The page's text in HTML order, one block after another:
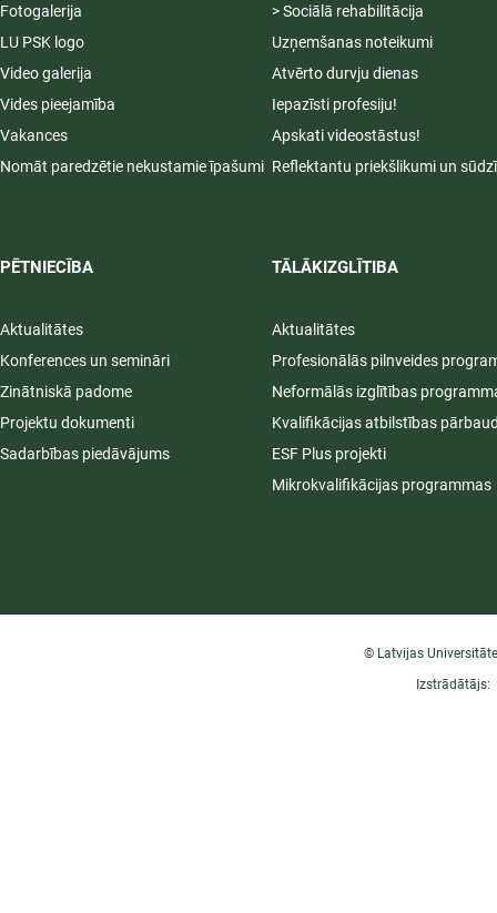
Fotogalerija
LU PSK logo
Video galerija
Vides pieejamība
Vakances
Nomāt paredzētie nekustamie īpašumi
PĒTNIECĪBA
Aktualitātes
Konferences un semināri
Zinātniskā padome
Projektu dokumenti
Sadarbības piedāvājums
> Sociālā rehabilitācija
Uzņemšanas noteikumi
Atvērto durvju dienas
Iepazīsti profesiju!
Apskati videostāstus!
Reflektantu priekšlikumi un
TĀLĀKIZGLĪTIBA
Aktualitātes
Profesionālās pilnveides
Neformālās izglītības
Kvalifikācijas atbilstības
ESF Plus projekti
Mikrokvalifikācijas programmas
© Latvijas
Izstrādātājs: